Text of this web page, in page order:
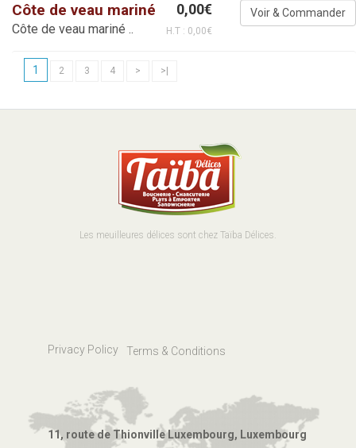
0,00€
H.T : 0,00€
Côte de veau mariné
Côte de veau mariné ..
1 2 3 4 > >|
Les meuilleures délices sont chez Taïba Délices.
Privacy Policy Terms & Conditions
11, route de Thionville Luxembourg, Luxembourg